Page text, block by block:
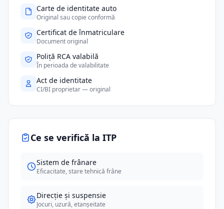
Carte de identitate auto
Original sau copie conformă
Certificat de înmatriculare
Document original
Poliță RCA valabilă
În perioada de valabilitate
Act de identitate
CI/BI proprietar — original
Ce se verifică la ITP
Sistem de frânare
Eficacitate, stare tehnică frâne
Direcție și suspensie
Jocuri, uzură, etanșeitate